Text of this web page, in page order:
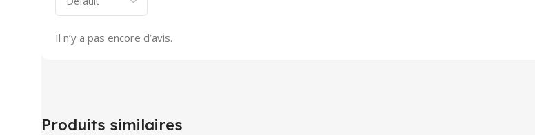
Il n’y a pas encore d’avis.
Produits similaires